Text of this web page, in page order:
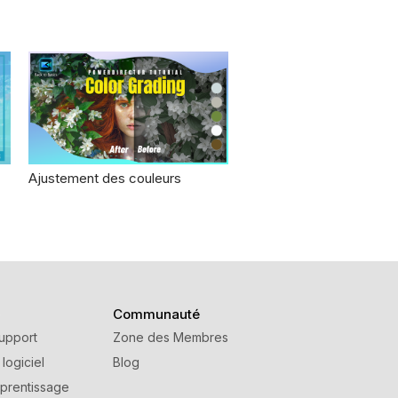
Ajustement des couleurs
logiciel
Communauté
Zone des Membres
Blog